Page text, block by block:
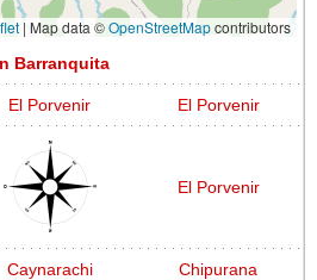
| Map data ©OpenStreetMapcontributors
Barranquita
El Porvenir El Porvenir
El Porvenir
Caynarachi Chipurana